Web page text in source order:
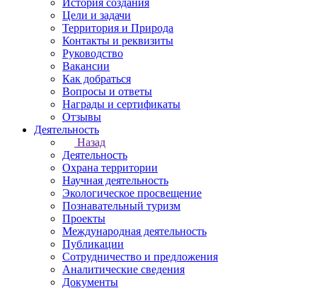
История создания
Цели и задачи
Территория и Природа
Контакты и реквизиты
Руководство
Вакансии
Как добраться
Вопросы и ответы
Награды и сертификаты
Отзывы
Деятельность
Назад
Деятельность
Охрана территории
Научная деятельность
Экологическое просвещение
Познавательный туризм
Проекты
Международная деятельность
Публикации
Сотрудничество и предложения
Аналитические сведения
Документы